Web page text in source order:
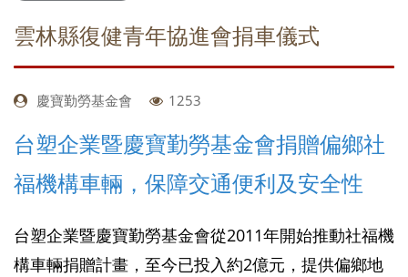
雲林縣復健青年協進會捐車儀式
慶寶勤勞基金會 1253
台塑企業暨慶寶勤勞基金會捐贈偏鄉社
福機構車輛，保障交通便利及安全性
台塑企業暨慶寶勤勞基金會從2011年開始推動社福機
構車輛捐贈計畫，至今已投入約2億元，提供偏鄉地